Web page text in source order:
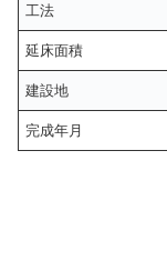
工法
延床面積
建設地
完成年月